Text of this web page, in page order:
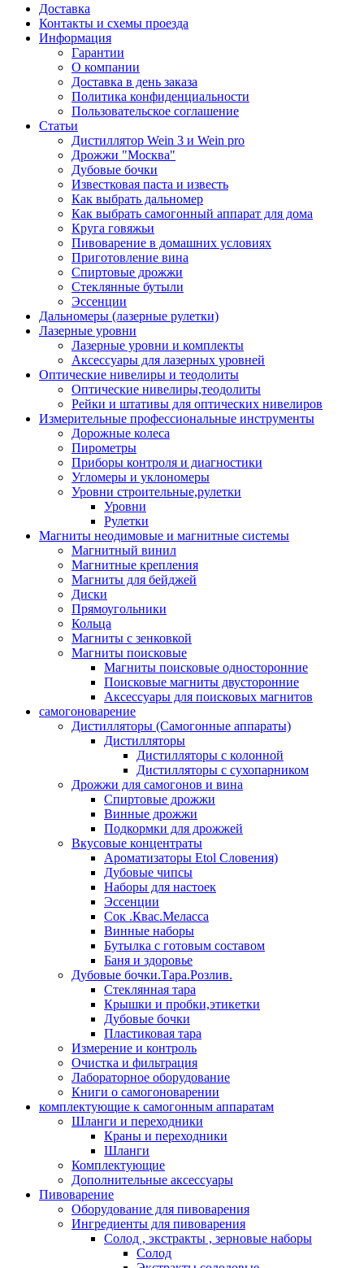
Доставка
Контакты и схемы проезда
Информация
Гарантии
О компании
Доставка в день заказа
Политика конфиденциальности
Пользовательское соглашение
Статьи
Дистиллятор Wein 3 и Wein pro
Дрожжи "Москва"
Дубовые бочки
Известковая паста и известь
Как выбрать дальномер
Как выбрать самогонный аппарат для дома
Круга говяжьи
Пивоварение в домашних условиях
Приготовление вина
Спиртовые дрожжи
Стеклянные бутыли
Эссенции
Дальномеры (лазерные рулетки)
Лазерные уровни
Лазерные уровни и комплекты
Аксессуары для лазерных уровней
Оптические нивелиры и теодолиты
Оптические нивелиры,теодолиты
Рейки и штативы для оптических нивелиров
Измерительные профессиональные инструменты
Дорожные колеса
Пирометры
Приборы контроля и диагностики
Угломеры и уклономеры
Уровни строительные,рулетки
Уровни
Рулетки
Магниты неодимовые и магнитные системы
Магнитный винил
Магнитные крепления
Магниты для бейджей
Диски
Прямоугольники
Кольца
Магниты с зенковкой
Магниты поисковые
Магниты поисковые односторонние
Поисковые магниты двусторонние
Аксессуары для поисковых магнитов
самогоноварение
Дистилляторы (Самогонные аппараты)
Дистилляторы
Дистилляторы с колонной
Дистилляторы с сухопарником
Дрожжи для самогонов и вина
Спиртовые дрожжи
Винные дрожжи
Подкормки для дрожжей
Вкусовые концентраты
Ароматизаторы Etol Словения)
Дубовые чипсы
Наборы для настоек
Эссенции
Сок .Квас.Меласса
Винные наборы
Бутылка с готовым составом
Баня и здоровье
Дубовые бочки.Тара.Розлив.
Стеклянная тара
Крышки и пробки,этикетки
Дубовые бочки
Пластиковая тара
Измерение и контроль
Очистка и фильтрация
Лабораторное оборудование
Книги о самогоноварении
комплектующие к самогонным аппаратам
Шланги и переходники
Краны и переходники
Шланги
Комплектующие
Дополнительные аксессуары
Пивоварение
Оборудование для пивоварения
Ингредиенты для пивоварения
Солод , экстракты , зерновые наборы
Солод